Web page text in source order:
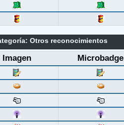
Otros reconocimientos
Imagen Microbadge